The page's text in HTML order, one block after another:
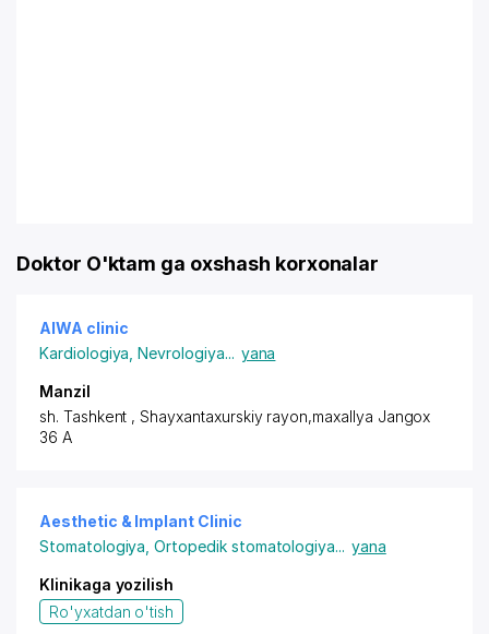
Doktor O'ktam ga oxshash korxonalar
AIWA clinic
Kardiologiya ,Nevrologiya... yana
Manzil
sh. Tashkent ,Shayxantaxurskiy rayon,maxallya Jangox
36 A
Aesthetic & Implant Clinic
Stomatologiya ,Ortopedik stomatologiya... yana
Klinikaga yozilish
Ro'yxatdan o'tish